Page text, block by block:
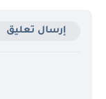
إرسال تعليق